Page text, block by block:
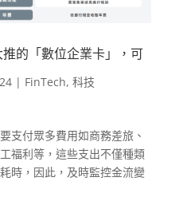
的「數位企業卡」，可
| FinTech, 科技
支付眾多費用如商務差旅、
福利等，這些支出不僅種類
時，因此，及時監控金流變